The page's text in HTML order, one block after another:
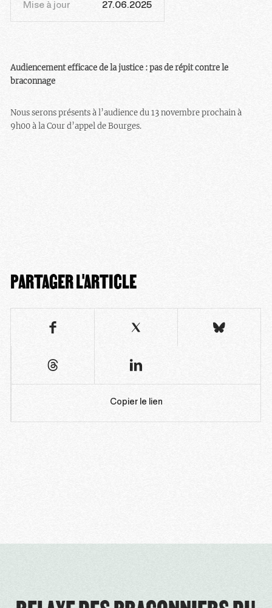
Mise à jour 27.06.2025
Audiencement efficace de la justice : pas de répit contre le
braconnage
Nous serons présents à l’audience du 13 novembre prochain à
9h00 à la Cour d’appel de Bourges.
PARTAGER L'ARTICLE
Copier le lien